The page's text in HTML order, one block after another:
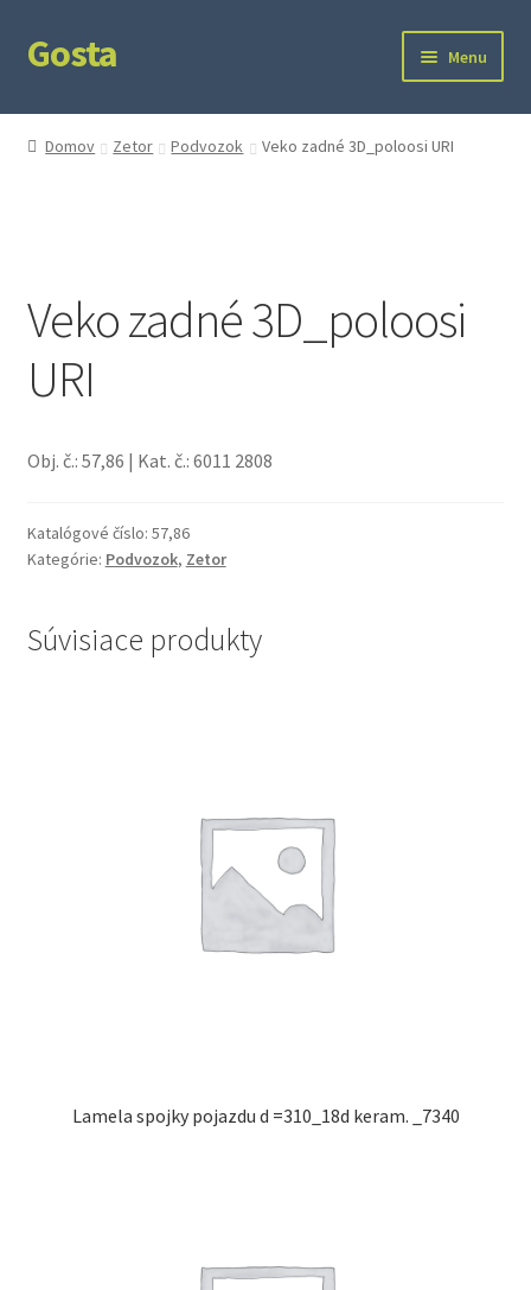
Preskočiť
na
Preskočiť
na
Gosta Menu
Domov
Domov Zetor Podvozok Veko zadné 3D_poloosi URI
Veko zadné 3D_poloosi
URI
Obj. č.: 57,86 | Kat. č.: 6011 2808
Katalógové číslo: 57,86
Kategórie: Podvozok, Zetor
Súvisiace produkty
Lamela spojky pojazdu d =310_18d keram. _7340